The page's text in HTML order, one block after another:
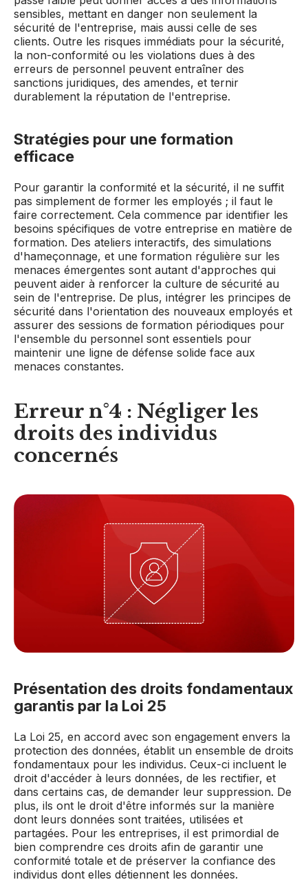
sensibles, mettant en danger non seulement la
sécurité de l'entreprise, mais aussi celle de ses
clients. Outre les risques immédiats pour la sécurité,
la non-conformité ou les violations dues à des
erreurs de personnel peuvent entraîner des
sanctions juridiques, des amendes, et ternir
durablement la réputation de l'entreprise.
Stratégies pour une formation
efficace
Pour garantir la conformité et la sécurité, il ne suffit
pas simplement de former les employés ; il faut le
faire correctement. Cela commence par identifier les
besoins spécifiques de votre entreprise en matière de
formation. Des ateliers interactifs, des simulations
d'hameçonnage, et une formation régulière sur les
menaces émergentes sont autant d'approches qui
peuvent aider à renforcer la culture de sécurité au
sein de l'entreprise. De plus, intégrer les principes de
sécurité dans l'orientation des nouveaux employés et
assurer des sessions de formation périodiques pour
l'ensemble du personnel sont essentiels pour
maintenir une ligne de défense solide face aux
menaces constantes.
Erreur n°4 : Négliger les
droits des individus
concernés
Présentation des droits fondamentaux
garantis par la Loi 25
La Loi 25, en accord avec son engagement envers la
protection des données, établit un ensemble de droits
fondamentaux pour les individus. Ceux-ci incluent le
droit d'accéder à leurs données, de les rectifier, et
dans certains cas, de demander leur suppression. De
plus, ils ont le droit d'être informés sur la manière
dont leurs données sont traitées, utilisées et
partagées. Pour les entreprises, il est primordial de
bien comprendre ces droits afin de garantir une
conformité totale et de préserver la confiance des
individus dont elles détiennent les données.